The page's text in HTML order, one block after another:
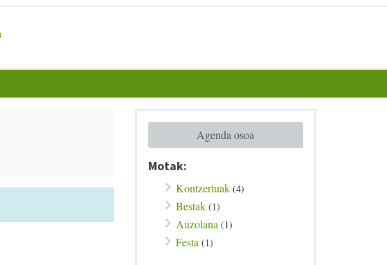
Agenda osoa
Motak:
Kontzertuak (4)
Bestak (1)
Auzolana (1)
Festa (1)